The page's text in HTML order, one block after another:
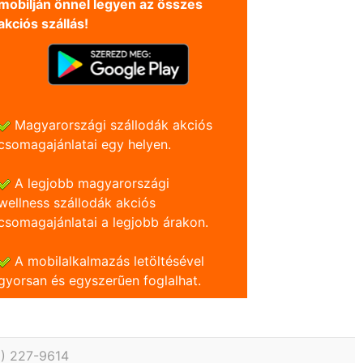
önnel legyen az összes
szállás!
Magyarországi szállodák akciós
egy helyen.
A legjobb magyarországi
szállodák akciós
a legjobb árakon.
A mobilalkalmazás letöltésével
és egyszerũen foglalhat.
227-9614